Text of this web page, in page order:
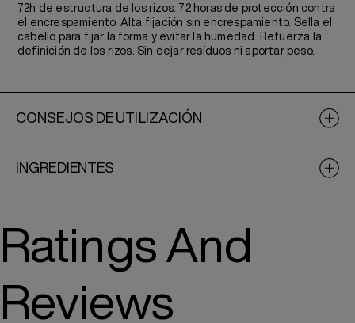
72h de estructura de los rizos. 72 horas de protección contra
el encrespamiento. Alta fijación sin encrespamiento. Sella el
cabello para fijar la forma y evitar la humedad. Refuerza la
definición de los rizos. Sin dejar resíduos ni aportar peso.
CONSEJOS DE UTILIZACIÓN
INGREDIENTES
Ratings And
Reviews